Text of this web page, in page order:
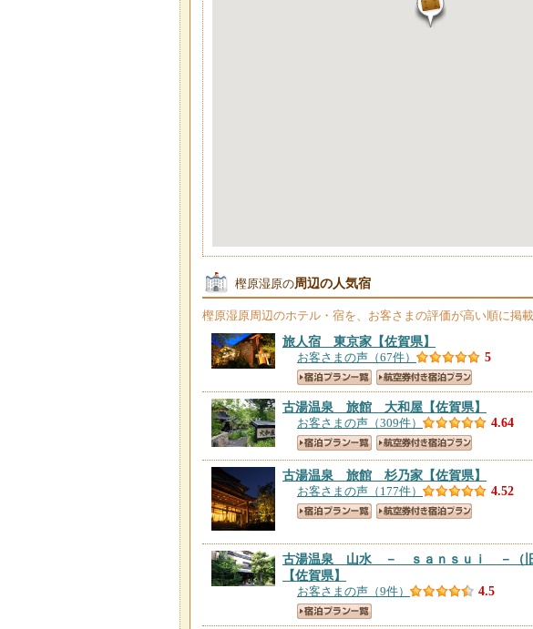
樫原湿原の周辺の人気宿
樫原湿原周辺のホテル・宿を、お客さまの評価が高い順に掲載
旅人宿 東京家 【佐賀県】
お客さまの声（67件） 5
古湯温泉 旅館 大和屋 【佐賀県】
お客さまの声（309件） 4.64
古湯温泉 旅館 杉乃家 【佐賀県】
お客さまの声（177件） 4.52
古湯温泉 山水 － ｓａｎｓｕｉ －（
【佐賀県】
お客さまの声（9件） 4.5